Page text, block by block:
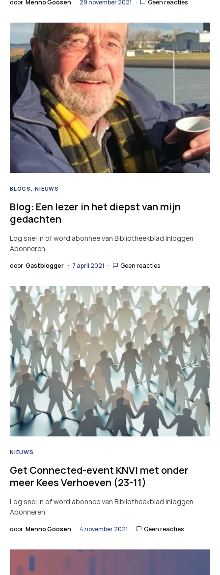
door Menno Goosen 29 november 2021 Geen reacties
BLOGS NIEUWS
Blog: Een lezer in het diepst van mijn
gedachten
Log snel in of word abonnee van Bibliotheekblad Inloggen
Abonneren
door Gastblogger 7 april 2021 Geen reacties
NIEUWS
Get Connected-event KNVI met onder
meer Kees Verhoeven (23-11)
Log snel in of word abonnee van Bibliotheekblad Inloggen
Abonneren
door Menno Goosen 4 november 2021 Geen reacties